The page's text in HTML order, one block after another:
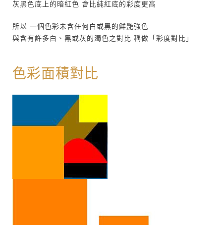
灰黑色底上的暗紅色 會比純紅底的彩度更高
所以 一個色彩未含任何白或黑的鮮艷強色
與含有許多白、黑或灰的濁色之對比 稱做「彩度對比」
色彩面積對比